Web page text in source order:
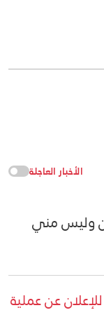
الأخبار العاجلة
وليس مني
عن عملية